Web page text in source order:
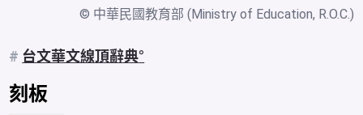
© 中華民國教育部 (Ministry of Education, R.O.C.)
# 台文華文線頂辭典
刻板